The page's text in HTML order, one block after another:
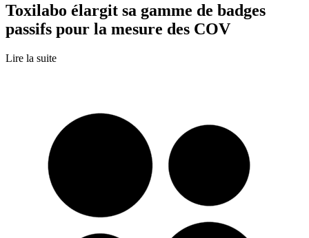
Toxilabo élargit sa gamme de badges
passifs pour la mesure des COV
Lire la suite